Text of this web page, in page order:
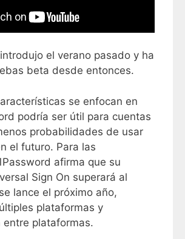
el verano pasado y ha
beta desde entonces.
se enfocan en
podría ser útil para cuentas
probabilidades de usar
el futuro. Para las
afirma que su
Sign On superará al
lance el próximo año,
plataformas y
entre plataformas.